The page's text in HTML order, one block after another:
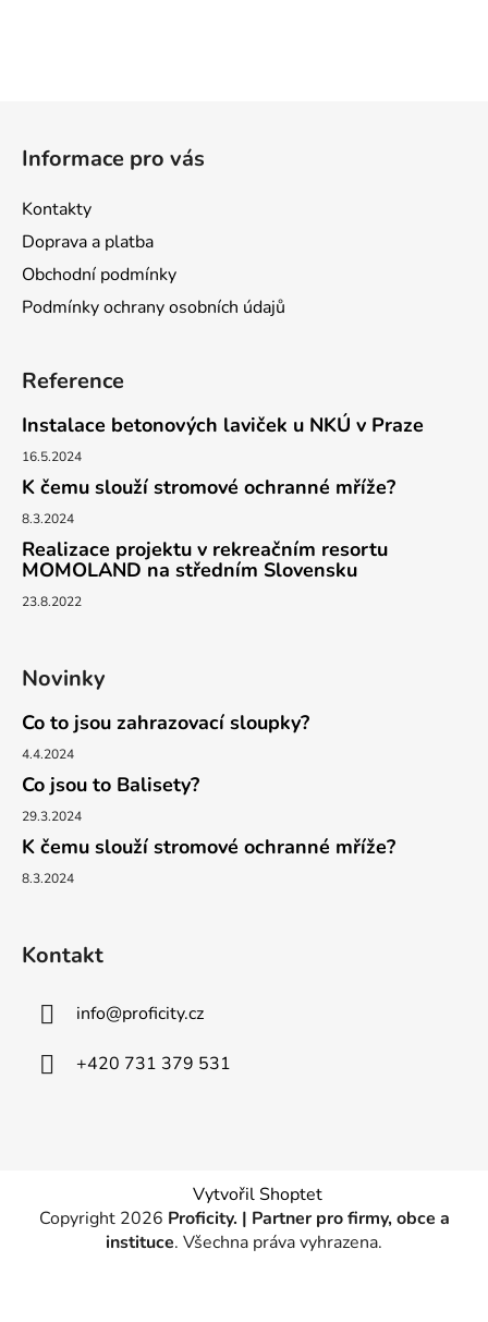
Informace pro vás
Kontakty
Doprava a platba
Obchodní podmínky
Podmínky ochrany osobních údajů
Reference
Instalace betonových laviček u NKÚ v Praze
16.5.2024
K čemu slouží stromové ochranné mříže?
8.3.2024
Realizace projektu v rekreačním resortu
MOMOLAND na středním Slovensku
23.8.2022
Novinky
Co to jsou zahrazovací sloupky?
4.4.2024
Co jsou to Balisety?
29.3.2024
K čemu slouží stromové ochranné mříže?
8.3.2024
Kontakt
info@proficity.cz
+420 731 379 531
Vytvořil Shoptet
Copyright 2026 Proficity. | Partner pro firmy, obce a
instituce. Všechna práva vyhrazena.